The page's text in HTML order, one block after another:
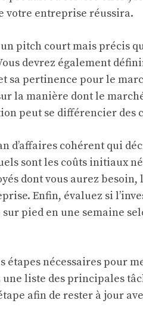
votre entreprise réussira.
pitch court mais précis
devrez également
sa pertinence pour le
la manière dont le
peut se différencier des
d’affaires cohérent qui
sont les coûts initiaux
dont vous aurez
Enfin, évaluez si
pied en une semaine
étapes nécessaires pour
liste des principales
afin de rester à jour